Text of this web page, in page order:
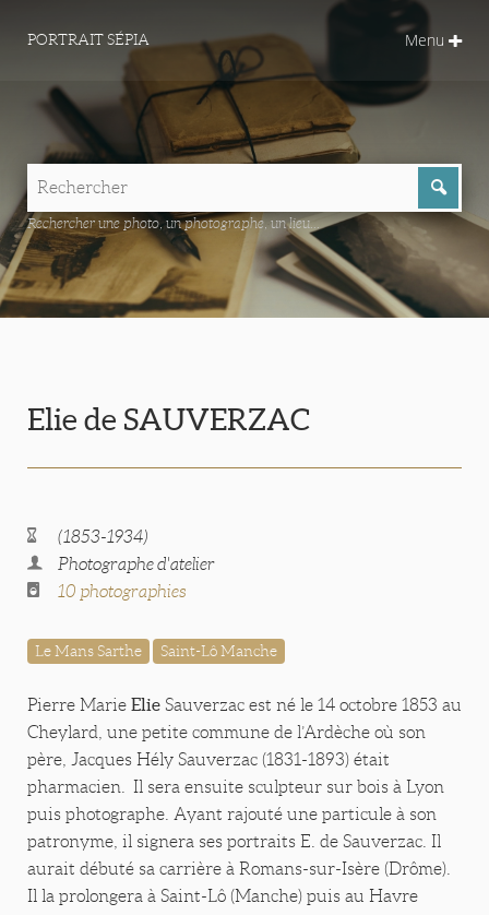
PORTRAIT SÉPIA Menu
Rechercher une photo, un photographe, un lieu...
Elie de SAUVERZAC
(1853-1934)
Photographe d'atelier
10 photographies
Le Mans Sarthe Saint-Lô Manche
Pierre Marie Elie Sauverzac est né le 14 octobre 1853 au
Cheylard, une petite commune de l’Ardèche où son
père, Jacques Hély Sauverzac (1831-1893) était
pharmacien. Il sera ensuite sculpteur sur bois à Lyon
puis photographe. Ayant rajouté une particule à son
patronyme, il signera ses portraits E. de Sauverzac. Il
aurait débuté sa carrière à Romans-sur-Isère (Drôme).
Il la prolongera à Saint-Lô (Manche) puis au Havre